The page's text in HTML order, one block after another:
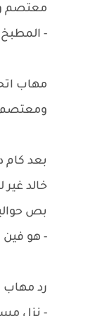
معتصم
-
مهاب
ومعتصم
بعد كام
خالد
بص
- هو فين
رد مهاب